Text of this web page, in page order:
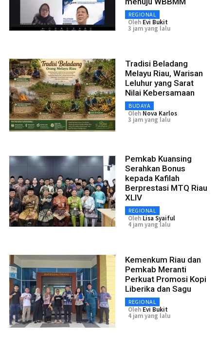
REGIONAL
Oleh Evi Bukit
3 jam yang lalu
Tradisi Beladang
Melayu Riau, Warisan
Leluhur yang Sarat
Nilai Kebersamaan
BUDAYA
Oleh Nova Karlos
3 jam yang lalu
Pemkab Kuansing
Serahkan Bonus
kepada Kafilah
Berprestasi MTQ Riau
XLIV
REGIONAL
Oleh Lisa Syaiful
4 jam yang lalu
Kemenkum Riau dan
Pemkab Meranti
Perkuat Promosi Kopi
Liberika dan Sagu
REGIONAL
Oleh Evi Bukit
4 jam yang lalu